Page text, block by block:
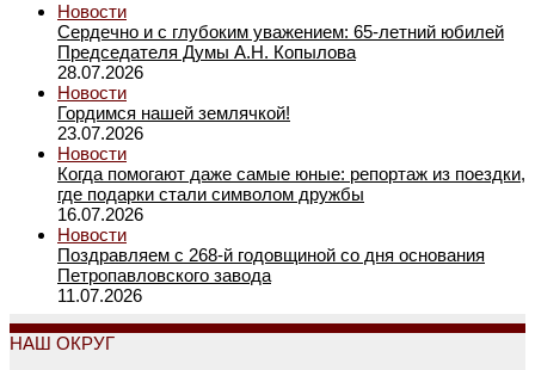
Новости
Сердечно и с глубоким уважением: 65-летний юбилей
Председателя Думы А.Н. Копылова
28.07.2026
Новости
Гордимся нашей землячкой!
23.07.2026
Новости
Когда помогают даже самые юные: репортаж из поездки,
где подарки стали символом дружбы
16.07.2026
Новости
Поздравляем с 268-й годовщиной со дня основания
Петропавловского завода
11.07.2026
НАШ ОКРУГ